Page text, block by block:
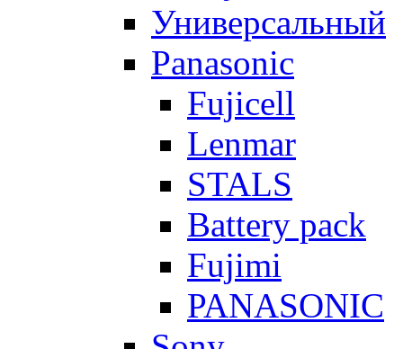
Универсальный
Panasonic
Fujicell
Lenmar
STALS
Battery pack
Fujimi
PANASONIC